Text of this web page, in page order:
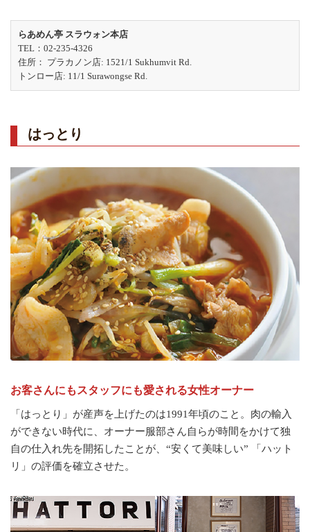
らあめん亭 スラウォン本店
TEL：02-235-4326
住所： プラカノン店: 1521/1 Sukhumvit Rd.
トンロー店: 11/1 Surawongse Rd.
はっとり
お客さんにもスタッフにも愛される女性オーナー
「はっとり」が産声を上げたのは1991年頃のこと。肉の輸入
ができない時代に、オーナー服部さん自らが時間をかけて独
自の仕入れ先を開拓したことが、“安くて美味しい” 「ハット
リ」の評価を確立させた。